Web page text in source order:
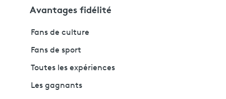
Avantages fidélité
Fans de culture
Fans de sport
Toutes les expériences
Les gagnants